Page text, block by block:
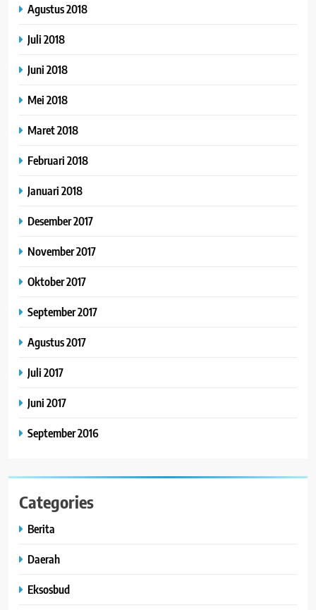
Agustus 2018
Juli 2018
Juni 2018
Mei 2018
Maret 2018
Februari 2018
Januari 2018
Desember 2017
November 2017
Oktober 2017
September 2017
Agustus 2017
Juli 2017
Juni 2017
September 2016
Categories
Berita
Daerah
Eksosbud